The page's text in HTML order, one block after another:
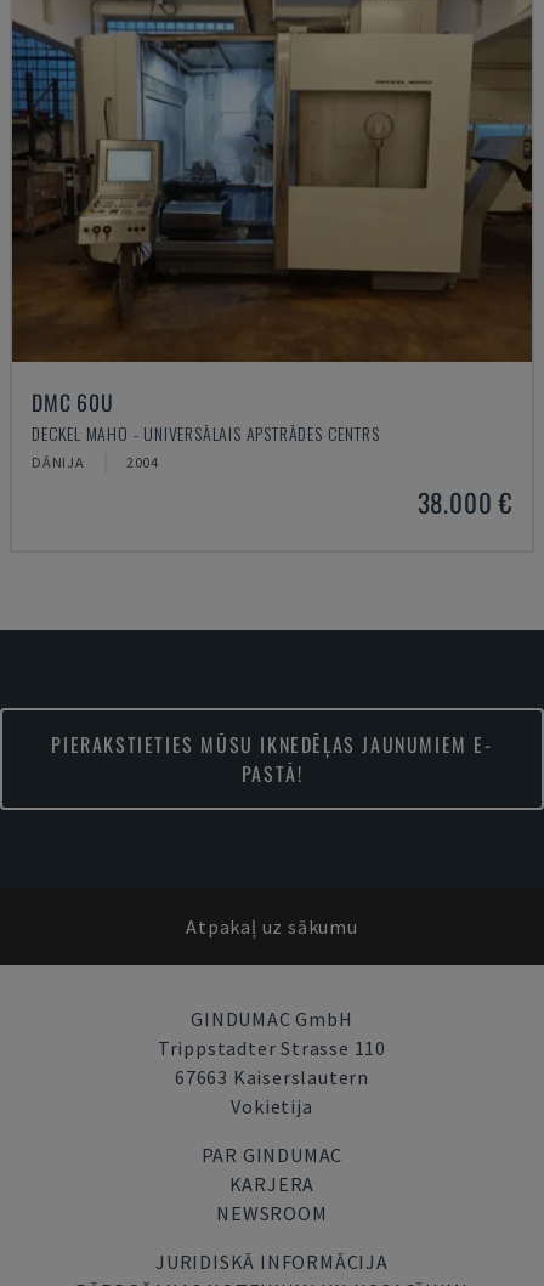
DMC 60U
DECKEL MAHO - UNIVERSĀLAIS APSTRĀDES CENTRS
DĀNIJA 2004
38.000 €
PIERAKSTIETIES MŪSU IKNEDĒĻAS JAUNUMIEM E-
PASTĀ!
Atpakaļ uz sākumu
GINDUMAC GmbH
Trippstadter Strasse 110
67663 Kaiserslautern
Vokietija
PAR GINDUMAC
KARJERA
NEWSROOM
JURIDISKĀ INFORMĀCIJA